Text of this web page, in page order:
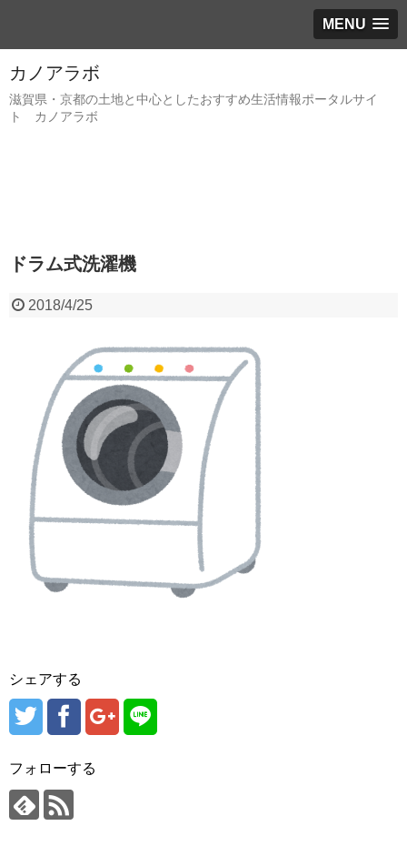
MENU
カノアラボ
滋賀県・京都の土地と中心としたおすすめ生活情報ポータルサイ
ト カノアラボ
ドラム式洗濯機
2018/4/25
シェアする
フォローする